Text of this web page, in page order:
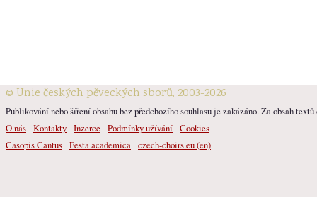
© Unie českých pěveckých sborů, 2003-2026
Publikování nebo šíření obsahu bez předchozího souhlasu je zakázáno. Za obsah
O nás Kontakty Inzerce Podmínky užívání Cookies
Časopis Cantus Festa academica czech-choirs.eu (en)